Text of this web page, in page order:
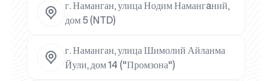
г. Наманган, улица Нодим Намангaний,
дом 5 (NTD)
г. Наманган, улица Шимолий Айланма
Йули, дом 14 ("Промзона")